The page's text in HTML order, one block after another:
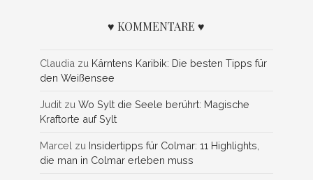
♥ KOMMENTARE ♥
Claudia zu Kärntens Karibik: Die besten Tipps für
den Weißensee
Judit zuWo Sylt die Seele berührt: Magische
Kraftorte auf Sylt
Marcel zu Insidertipps für Colmar: 11 Highlights,
die man in Colmar erleben muss